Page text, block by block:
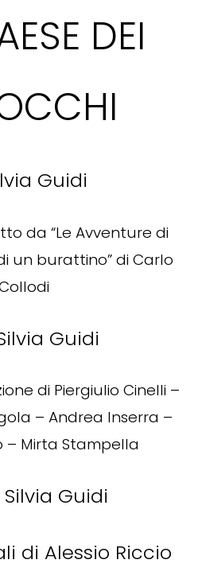
DEI
Guidi
da “Le Avventure di
un burattino” di Carlo
Guidi
di Piergiulio Cinelli –
– Andrea Inserra –
– Mirta Stampella
Guidi
di Alessio Riccio